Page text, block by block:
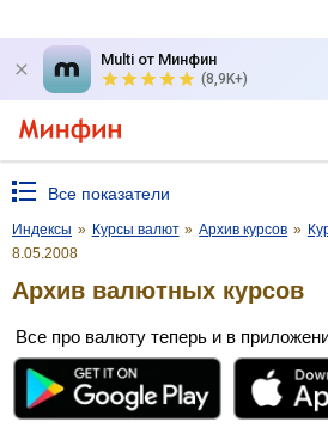
Multi от Минфин
(8,9K+)
Все показатели
Индексы » Курсы валют » Архив курсов »
8.05.2008
Архив валютных курсов
Все про валюту теперь и в